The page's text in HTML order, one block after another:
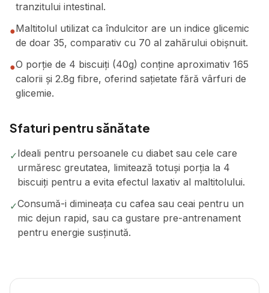
tranzitului intestinal.
●Maltitolul utilizat ca îndulcitor are un indice glicemic
de doar 35, comparativ cu 70 al zahărului obișnuit.
●O porție de 4 biscuiți (40g) conține aproximativ 165
calorii și 2.8g fibre, oferind sațietate fără vârfuri de
glicemie.
Sfaturi pentru sănătate
✓Ideali pentru persoanele cu diabet sau cele care
urmăresc greutatea, limitează totuși porția la 4
biscuiți pentru a evita efectul laxativ al maltitolului.
✓Consumă-i dimineața cu cafea sau ceai pentru un
mic dejun rapid, sau ca gustare pre-antrenament
pentru energie susținută.